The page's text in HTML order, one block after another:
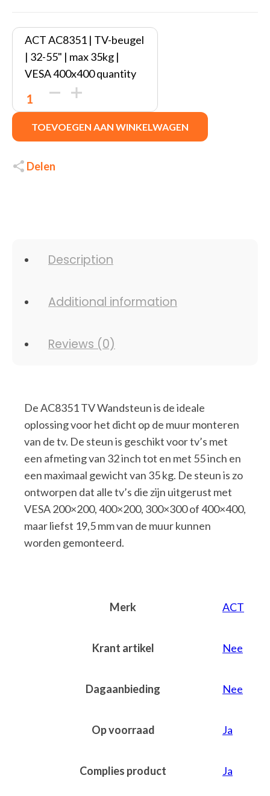
ACT AC8351 | TV-beugel
| 32-55" | max 35kg |
VESA 400x400 quantity
TOEVOEGEN AAN WINKELWAGEN
Delen
Description
Additional information
Reviews (0)
De AC8351 TV Wandsteun is de ideale
oplossing voor het dicht op de muur monteren
van de tv. De steun is geschikt voor tv’s met
een afmeting van 32 inch tot en met 55 inch en
een maximaal gewicht van 35 kg. De steun is zo
ontworpen dat alle tv’s die zijn uitgerust met
VESA 200×200, 400×200, 300×300 of 400×400,
maar liefst 19,5 mm van de muur kunnen
worden gemonteerd.
Merk ACT
Krant artikel Nee
Dagaanbieding Nee
Op voorraad Ja
Complies product Ja